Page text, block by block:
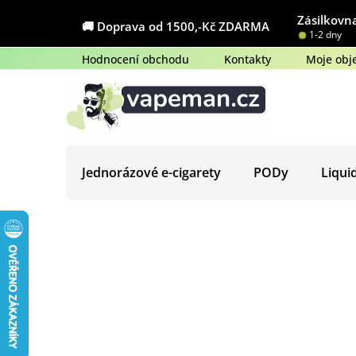
obsah
🚚 Doprava od 1500,-Kč ZDARMA
1-2 dny
Hodnocení obchodu Kontakty Moje
Jednorázové e-cigarety PODy